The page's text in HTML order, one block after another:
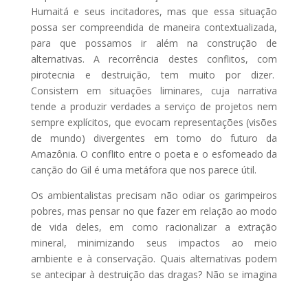
Humaitá e seus incitadores, mas que essa situação
possa ser compreendida de maneira contextualizada,
para que possamos ir além na construção de
alternativas. A recorrência destes conflitos, com
pirotecnia e destruição, tem muito por dizer.
Consistem em situações liminares, cuja narrativa
tende a produzir verdades a serviço de projetos nem
sempre explícitos, que evocam representações (visões
de mundo) divergentes em torno do futuro da
Amazônia. O conflito entre o poeta e o esfomeado da
canção do Gil é uma metáfora que nos parece útil.
Os ambientalistas precisam não odiar os garimpeiros
pobres, mas pensar no que fazer em relação ao modo
de vida deles, em como racionalizar a extração
mineral, minimizando seus impactos ao meio
ambiente e à conservação. Quais alternativas podem
se antecipar à destruição das dragas? Não se imagina